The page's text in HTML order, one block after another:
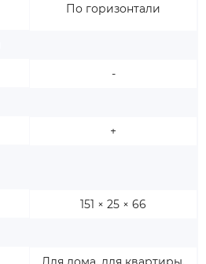
По горизонтали
-
+
151 × 25 × 66